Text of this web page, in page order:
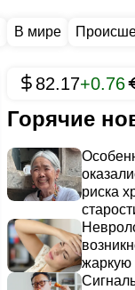
В мире
82.17+0.76
Горячие
риска
жаркую